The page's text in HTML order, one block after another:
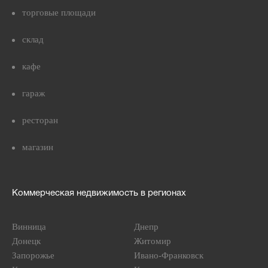
торговые площади
склад
кафе
гараж
ресторан
магазин
Коммерческая недвижимость в регионах
Винница
Днепр
Донецк
Житомир
Запорожье
Ивано-Франковск